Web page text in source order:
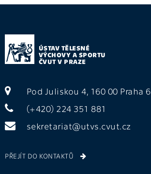
ÚSTAV TĚLESNÉ
VÝCHOVY A SPORTU
ČVUT V PRAZE
Pod Juliskou 4, 160 00 Praha 6
(+420) 224 351 881
sekretariat@utvs.cvut.cz
PŘEJÍT DO KONTAKTŮ